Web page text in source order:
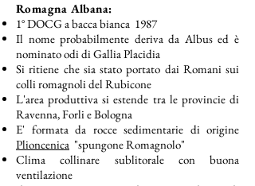
Romagna Albana:
1° DOCG a bacca bianca 1987
Il nome probabilmente deriva da Albus ed è
nominato odi di Gallia Placidia
Si ritiene che sia stato portato dai Romani sui
colli romagnoli del Rubicone
L'area produttiva si estende tra le provincie di
Ravenna, Forli e Bologna
E' formata da rocce sedimentarie di origine
Plioncenica "spungone Romagnolo"
Clima collinare sublitorale con buona
ventilazione